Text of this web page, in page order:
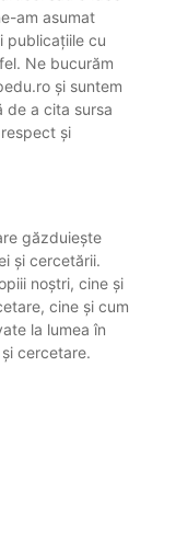
am asumat
publicațiile cu
Ne bucurăm
și suntem
de a cita sursa
și
găzduiește
și cercetării.
noștri, cine și
cine și cum
la lumea în
cercetare.